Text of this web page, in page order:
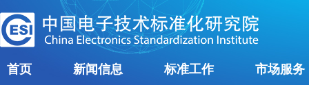
首页 新闻信息 标准工作 市场服务